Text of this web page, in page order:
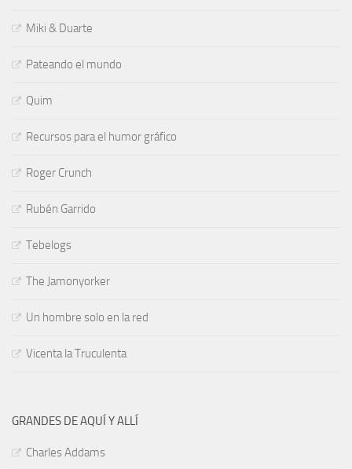
Miki & Duarte
Pateando el mundo
Quim
Recursos para el humor gráfico
Roger Crunch
Rubén Garrido
Tebelogs
The Jamonyorker
Un hombre solo en la red
Vicenta la Truculenta
GRANDES DE AQUÍ Y ALLÍ
Charles Addams